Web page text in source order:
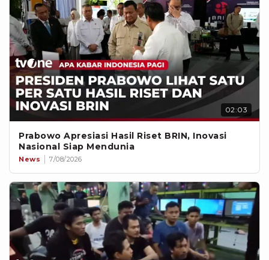
02:03
Prabowo Apresiasi Hasil Riset BRIN, Inovasi
Nasional Siap Mendunia
News 7/08/2026